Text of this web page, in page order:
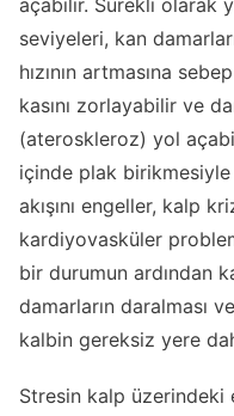
açabilir. Sürekli olarak
seviyeleri, kan
hızının artmasına
kasını zorlayabilir ve
(ateroskleroz) yol
içinde plak
akışını engeller, kalp
kardiyovasküler
bir durumun ardından
damarların daralması
kalbin gereksiz yere
Stresin kalp